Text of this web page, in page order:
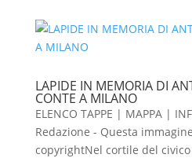
LAPIDE IN MEMORIA DI
CONTE A MILANO
ELENCO TAPPE | MAPPA |
Redazione - Questa
copyrightNel cortile del civico